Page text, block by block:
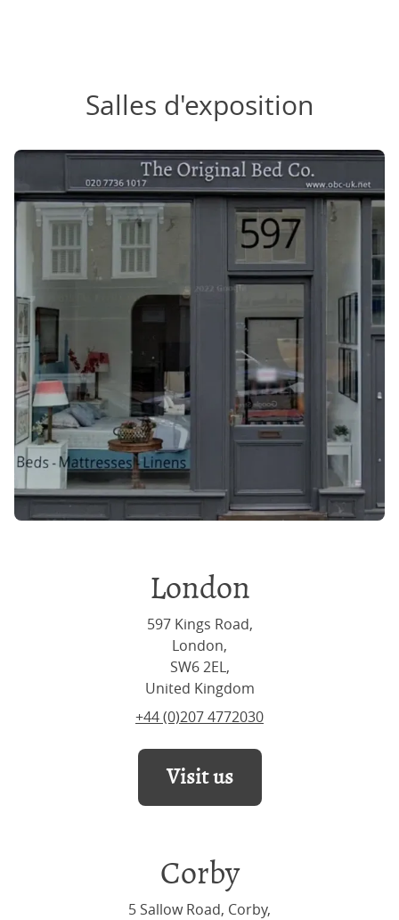
Salles d'exposition
London
597 Kings Road,
London,
SW6 2EL,
United Kingdom
+44 (0)207 4772030
Visit us
Corby
5 Sallow Road, Corby,